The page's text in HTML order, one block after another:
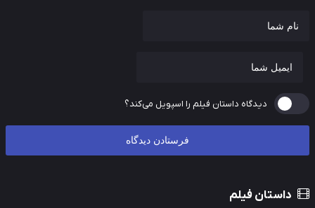
دیدگاه داستان فیلم را اسپویل می‌کند؟
داستان فیلم